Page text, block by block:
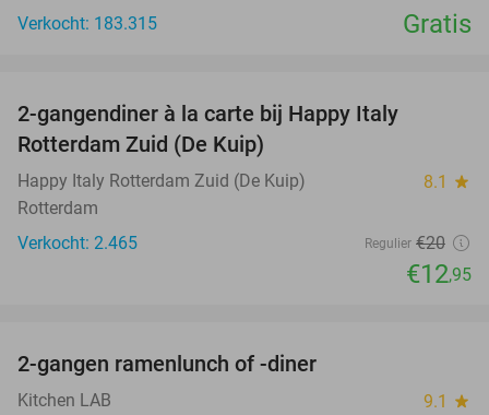
Verkocht: 183.315
Gratis
2-gangendiner à la carte bij Happy Italy
Rotterdam Zuid (De Kuip)
Happy Italy Rotterdam Zuid (De Kuip) 8.1 star
Rotterdam
Verkocht: 2.465
Regulier €20
€12,95
2-gangen ramenlunch of -diner
Kitchen LAB 9.1 star